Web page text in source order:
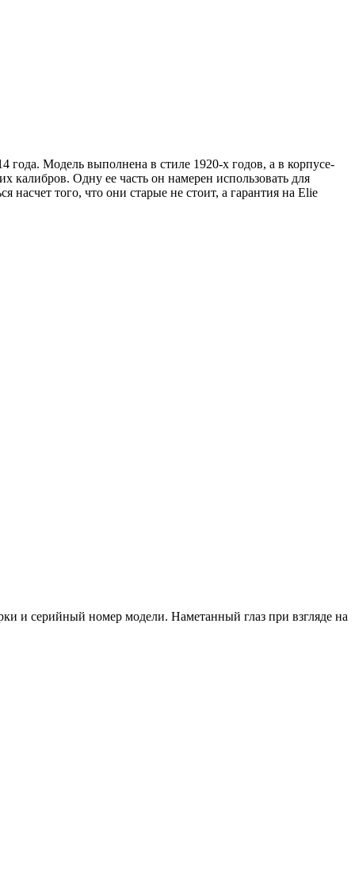
года. Модель выполнена в стиле 1920-х годов, а в корпусе-
Одну ее часть он намерен использовать для
насчет того, что они старые не стоит, а гарантия на Elie
и серийный номер модели. Наметанный глаз при взгляде на